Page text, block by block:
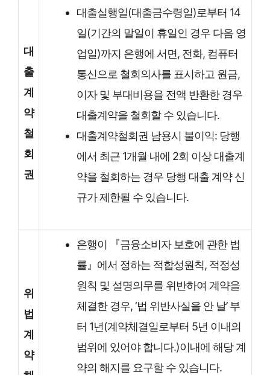
대
출
계
약
철
회
권
대출실행일(대출금수령일)로부터 14
일(기간의 말일이 휴일인 경우 다음 영
업일)까지 은행에 서면, 전화, 컴퓨터
통신으로 철회의사를 표시하고 원금,
이자 및 부대비용을 전액 반환한 경우
대출계약을 철회할 수 있습니다.
대출계약철회권 남용시 불이익: 당행
에서 최근 1개월 내에 2회 이상 대출계
약을 철회하는 경우 당행 대출 계약 신
규가 제한될 수 있습니다.
위
법
계
약
은행이 『금융소비자 보호에 관한 법
률』에서 정하는 적합성원칙, 적정성
원칙 및 설명의무를 위반하여 계약을
체결한 경우, ‘법 위반사실을 안 날’ 부
터 1년(계약체결일로부터 5년 이내의
범위에 있어야 합니다.)이내에 해당 계
약의 해지를 요구할 수 있습니다.